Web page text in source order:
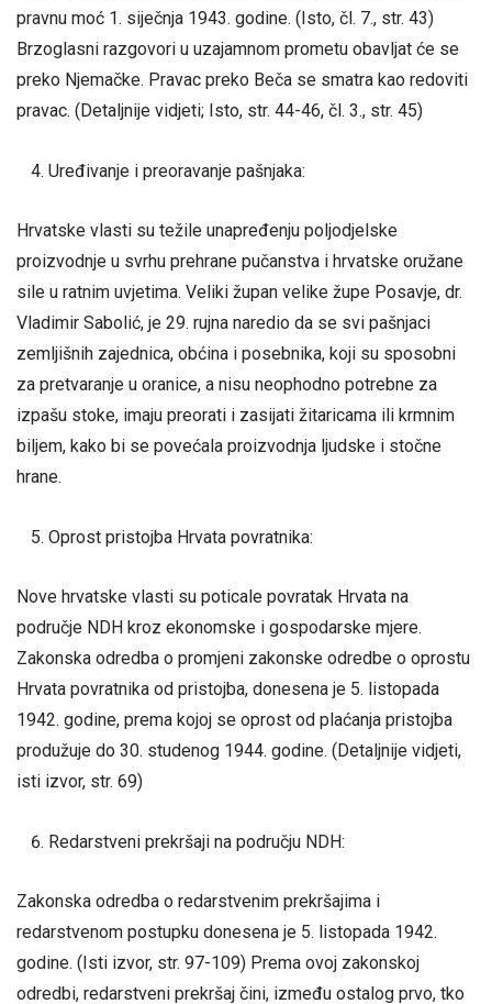
pravnu moć 1. siječnja 1943. godine. (Isto, čl. 7., str. 43)
Brzoglasni razgovori u uzajamnom prometu obavljat će se
preko Njemačke. Pravac preko Beča se smatra kao redoviti
pravac. (Detaljnije vidjeti; Isto, str. 44-46, čl. 3., str. 45)
Uređivanje i preoravanje pašnjaka:
Hrvatske vlasti su težile unapređenju poljodjelske
proizvodnje u svrhu prehrane pučanstva i hrvatske oružane
sile u ratnim uvjetima. Veliki župan velike župe Posavje, dr.
Vladimir Sabolić, je 29. rujna naredio da se svi pašnjaci
zemljišnih zajednica, obćina i posebnika, koji su sposobni
za pretvaranje u oranice, a nisu neophodno potrebne za
izpašu stoke, imaju preorati i zasijati žitaricama ili krmnim
biljem, kako bi se povećala proizvodnja ljudske i stočne
hrane.
Oprost pristojba Hrvata povratnika:
Nove hrvatske vlasti su poticale povratak Hrvata na
područje NDH kroz ekonomske i gospodarske mjere.
Zakonska odredba o promjeni zakonske odredbe o oprostu
Hrvata povratnika od pristojba, donesena je 5. listopada
1942. godine, prema kojoj se oprost od plaćanja pristojba
produžuje do 30. studenog 1944. godine. (Detaljnije vidjeti,
isti izvor, str. 69)
Redarstveni prekršaji na području NDH:
Zakonska odredba o redarstvenim prekršajima i
redarstvenom postupku donesena je 5. listopada 1942.
godine. (Isti izvor, str. 97-109) Prema ovoj zakonskoj
odredbi, redarstveni prekršaj čini, između ostalog prvo, tko